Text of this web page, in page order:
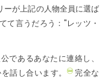
ーが上記の人物全員に選ば
て言うだろう："レッツ・
であるあなたに連絡し、
話し合います。
完全な